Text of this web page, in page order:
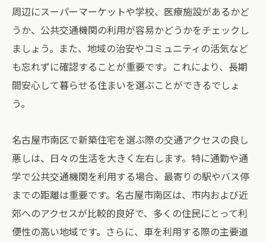
周辺にスーパーマーケットや学校、医療施設があるかど
うか、公共交通機関の利用が容易かどうかをチェックし
ましょう。また、地域の治安やコミュニティの活気など
も忘れずに確認することが重要です。これにより、長期
間安心して暮らせる住まいを選ぶことができるでしょ
う。
名古屋市南区で新築住宅を選ぶ際の交通アクセスの良し
悪しは、日々の生活を大きく左右します。特に通勤や通
学で公共交通機関を利用する場合、最寄りの駅やバス停
までの距離は重要です。名古屋市南区は、市内および近
郊へのアクセスが比較的良好で、多くの住民にとって利
便性の高い地域です。さらに、車を利用する際の主要道